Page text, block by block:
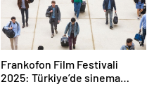
Frankofon Film Festivali
2025: Türkiye’de sinema